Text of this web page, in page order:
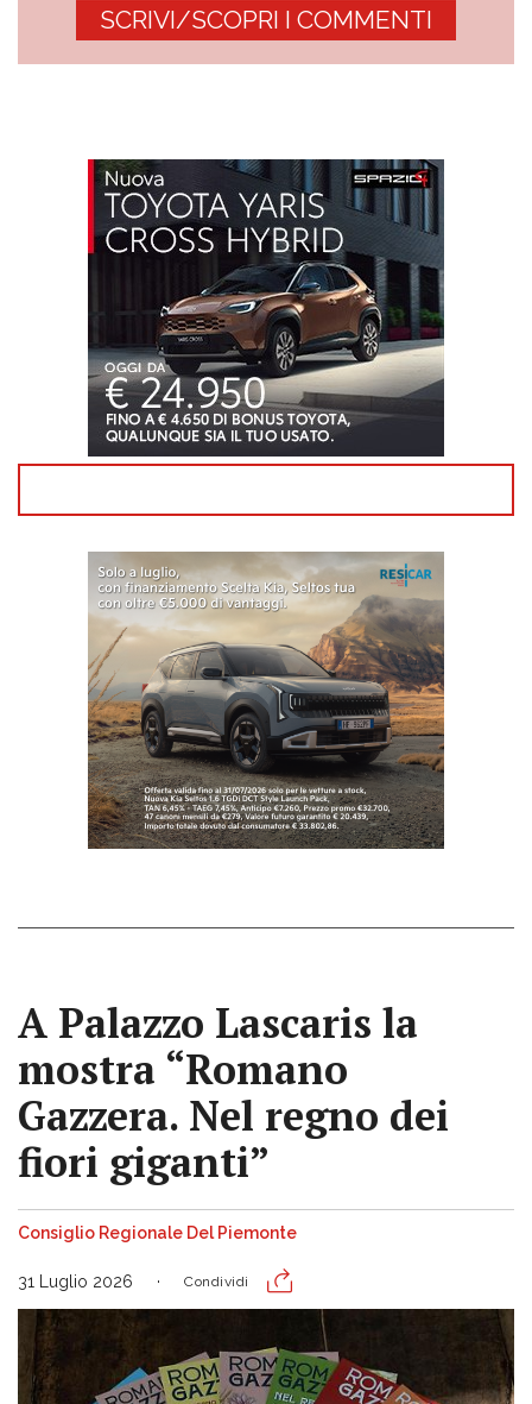
SCRIVI/SCOPRI I COMMENTI
A Palazzo Lascaris la
mostra “Romano
Gazzera. Nel regno dei
fiori giganti”
Consiglio Regionale Del Piemonte
31 Luglio 2026 Condividi